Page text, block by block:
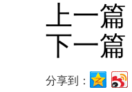
上一
下一
分享到：